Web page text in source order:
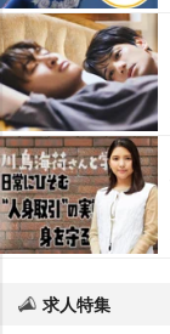
求人特集